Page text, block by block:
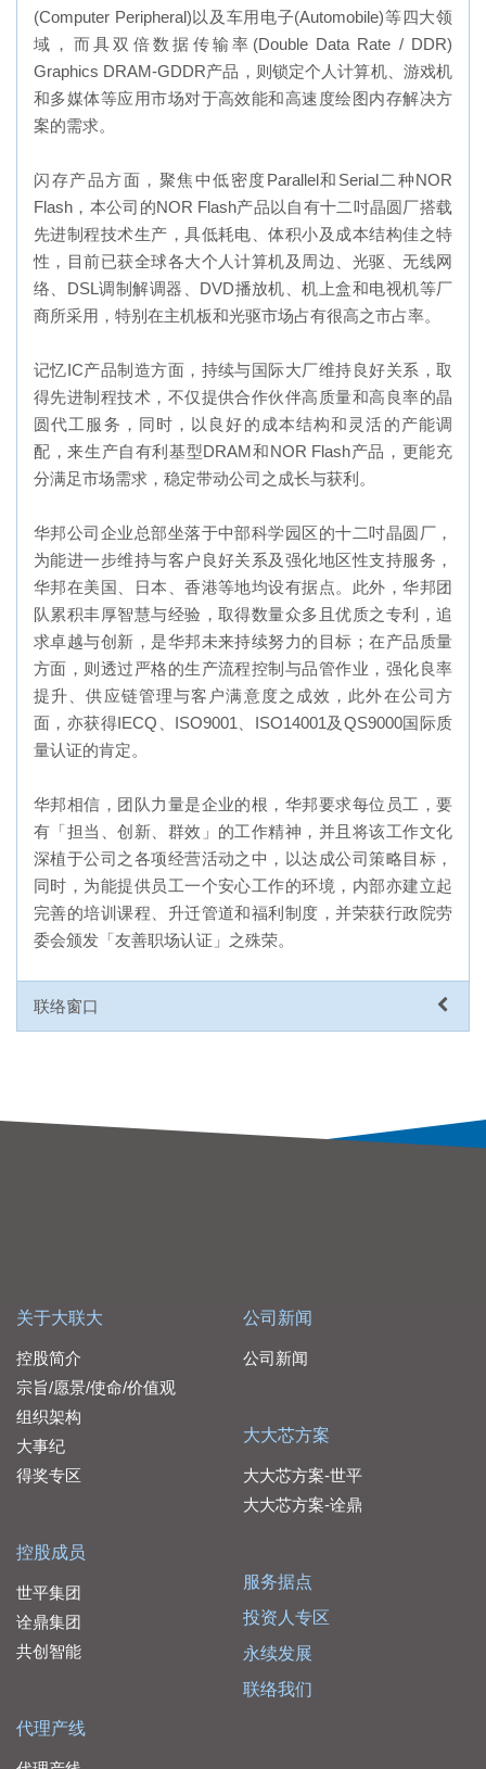
(Computer Peripheral)以及车用电子(Automobile)等四大领
域，而具双倍数据传输率(Double Data Rate / DDR)
Graphics DRAM-GDDR产品，则锁定个人计算机、游戏机
和多媒体等应用市场对于高效能和高速度绘图内存解决方
案的需求。
闪存产品方面，聚焦中低密度Parallel和Serial二种NOR
Flash，本公司的NOR Flash产品以自有十二吋晶圆厂搭载
先进制程技术生产，具低耗电、体积小及成本结构佳之特
性，目前已获全球各大个人计算机及周边、光驱、无线网
络、DSL调制解调器、DVD播放机、机上盒和电视机等厂
商所采用，特别在主机板和光驱市场占有很高之市占率。
记忆IC产品制造方面，持续与国际大厂维持良好关系，取
得先进制程技术，不仅提供合作伙伴高质量和高良率的晶
圆代工服务，同时，以良好的成本结构和灵活的产能调
配，来生产自有利基型DRAM和NOR Flash产品，更能充
分满足市场需求，稳定带动公司之成长与获利。
华邦公司企业总部坐落于中部科学园区的十二吋晶圆厂，
为能进一步维持与客户良好关系及强化地区性支持服务，
华邦在美国、日本、香港等地均设有据点。此外，华邦团
队累积丰厚智慧与经验，取得数量众多且优质之专利，追
求卓越与创新，是华邦未来持续努力的目标；在产品质量
方面，则透过严格的生产流程控制与品管作业，强化良率
提升、供应链管理与客户满意度之成效，此外在公司方
面，亦获得IECQ、ISO9001、ISO14001及QS9000国际质
量认证的肯定。
华邦相信，团队力量是企业的根，华邦要求每位员工，要
有「担当、创新、群效」的工作精神，并且将该工作文化
深植于公司之各项经营活动之中，以达成公司策略目标，
同时，为能提供员工一个安心工作的环境，内部亦建立起
完善的培训课程、升迁管道和福利制度，并荣获行政院劳
委会颁发「友善职场认证」之殊荣。
联络窗口
关于大联大
控股简介
宗旨/愿景/使命/价值观
组织架构
大事纪
得奖专区
控股成员
世平集团
诠鼎集团
共创智能
代理产线
公司新闻
公司新闻
大大芯方案
大大芯方案-世平
大大芯方案-诠鼎
服务据点
投资人专区
永续发展
联络我们